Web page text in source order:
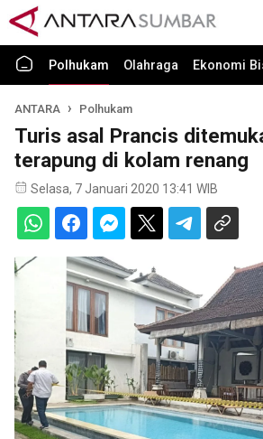
Polhukam Olahraga Ekonomi
ANTARA Polhukam
Turis asal Prancis
terapung di kolam renang
Selasa, 7 Januari 2020 13:41 WIB